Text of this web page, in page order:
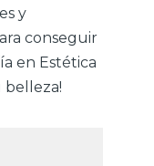
y
conseguir
en Estética
belleza!